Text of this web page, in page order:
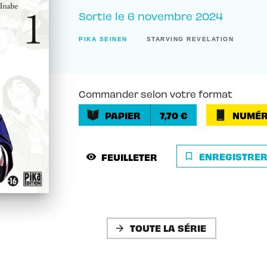
Sortie le6 novembre 2024
PIKA SEINEN STARVING REVELATION
Commander selon votre format
PAPIER
7,70 €
visibility FEUILLETER bookmark_border ENREGISTRER
arrow_forward TOUTE LA SÉRIE